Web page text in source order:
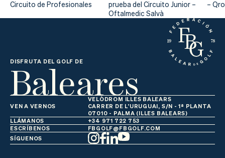
Circuito de Profesionales
prueba del Circuito Junior –
Oftalmedic Salvà
–
DISFRUTA DEL GOLF DE
Baleares
VEN A VERNOS
VELÒDROM ILLES BALEARS
CARRER DE L'URUGUAI, S/N - 1ª PLANTA
07010 - PALMA (ILLES BALEARS)
LLÁMANOS
+34 971 722 753
ESCRÍBENOS
FBGOLF@FBGOLF.COM
SÍGUENOS